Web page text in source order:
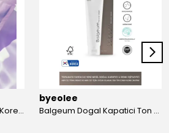
AHA BHA PHA Maekkeun Kore Kagit Maske | Olu Deri
byeolee
Balgeum Dogal Kapatici Ton Esitleyici Krem 50gr